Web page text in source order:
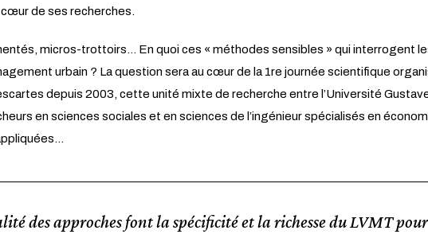
de ses recherches.
micros-trottoirs… En quoi ces « méthodes sensibles » qui interrogent
urbain ? La question sera au cœur de la 1re journée scientifique
depuis 2003, cette unité mixte de recherche entre l’Université
en sciences sociales et en sciences de l’ingénieur spécialisés en
des approches font la spécificité et la richesse du LVMT